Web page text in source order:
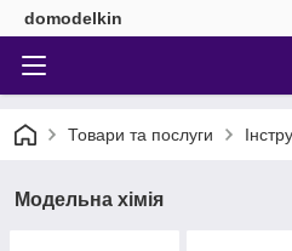
domodelkin
Товари та послуги
Модельна хімія